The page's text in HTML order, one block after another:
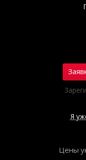
Я
Цены